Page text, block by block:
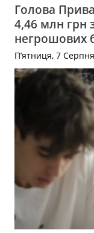
Голова
4,46 млн грн
негрошових
П’ятниця, 7